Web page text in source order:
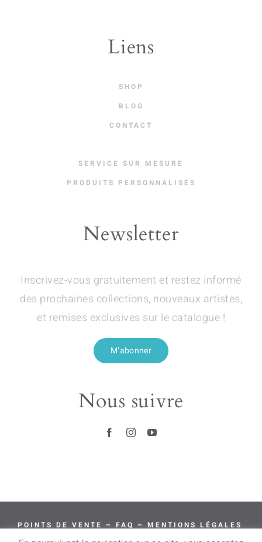
Liens
SHOP
BLOG
CONTACT
SERVICE SUR MESURE
PRODUITS PERSONNALISÉS
Newsletter
Inscrivez-vous gratuitement et restez informé
des prochaines collections, nouveaux artistes,
et remises exclusives sur le catalogue !
M’abonner
Nous suivre
POINTS DE VENTE – FAQ – MENTIONS LÉGALES
–
LIVRAISON & RETOURS